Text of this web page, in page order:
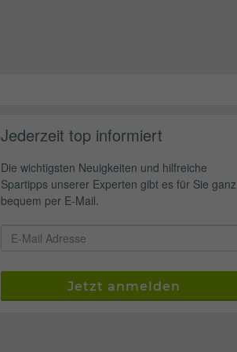
Jederzeit top informiert
Die wichtigsten Neuigkeiten und hilfreiche
Spartipps unserer Experten gibt es für Sie ganz
bequem per E-Mail.
Jetzt anmelden